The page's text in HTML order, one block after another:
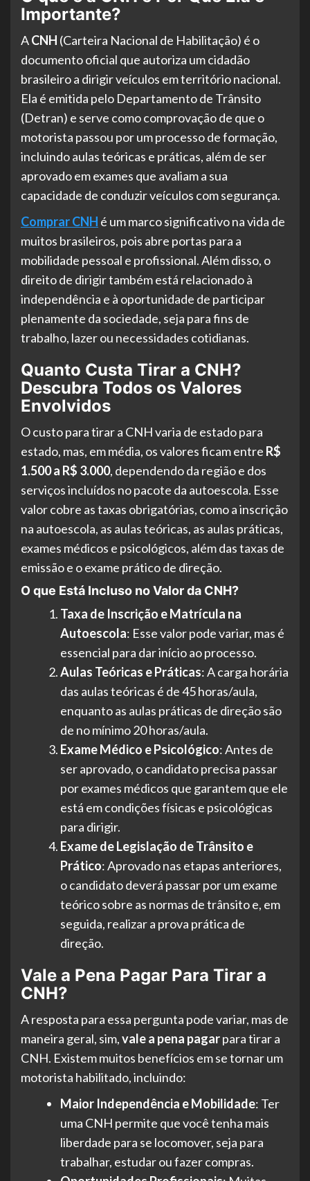
Importante?
ACNH (Carteira Nacional de Habilitação) é o
documento oficial que autoriza um cidadão
brasileiro a dirigir veículos em território nacional.
Ela é emitida pelo Departamento de Trânsito
(Detran) e serve como comprovação de que o
motorista passou por um processo de formação,
incluindo aulas teóricas e práticas, além de ser
aprovado em exames que avaliam a sua
capacidade de conduzir veículos com segurança.
Comprar CNH é um marco significativo na vida de
muitos brasileiros, pois abre portas para a
mobilidade pessoal e profissional. Além disso, o
direito de dirigir também está relacionado à
independência e à oportunidade de participar
plenamente da sociedade, seja para fins de
trabalho, lazer ou necessidades cotidianas.
Quanto Custa Tirar a CNH?
Descubra Todos os Valores
Envolvidos
O custo para tirar a CNH varia de estado para
estado, mas, em média, os valores ficam entre R$
1.500 a R$ 3.000, dependendo da região e dos
serviços incluídos no pacote da autoescola. Esse
valor cobre as taxas obrigatórias, como a inscrição
na autoescola, as aulas teóricas, as aulas práticas,
exames médicos e psicológicos, além das taxas de
emissão e o exame prático de direção.
O que Está Incluso no Valor da CNH?
Taxa de Inscrição e Matrícula na
Autoescola: Esse valor pode variar, mas é
essencial para dar início ao processo.
Aulas Teóricas e Práticas: A carga horária
das aulas teóricas é de 45 horas/aula,
enquanto as aulas práticas de direção são
de no mínimo 20 horas/aula.
Exame Médico e Psicológico: Antes de
ser aprovado, o candidato precisa passar
por exames médicos que garantem que ele
está em condições físicas e psicológicas
para dirigir.
Exame de Legislação de Trânsito e
Prático: Aprovado nas etapas anteriores,
o candidato deverá passar por um exame
teórico sobre as normas de trânsito e, em
seguida, realizar a prova prática de
direção.
Vale a Pena Pagar Para Tirar a
CNH?
A resposta para essa pergunta pode variar, mas de
maneira geral, sim,vale a pena pagarpara tirar a
CNH. Existem muitos benefícios em se tornar um
motorista habilitado, incluindo:
Maior Independência e Mobilidade: Ter
uma CNH permite que você tenha mais
liberdade para se locomover, seja para
trabalhar, estudar ou fazer compras.